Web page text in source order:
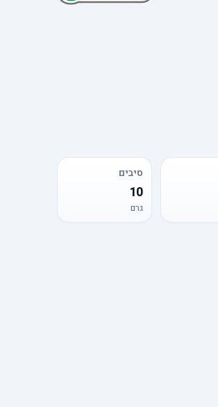
סיבים
10
גרם